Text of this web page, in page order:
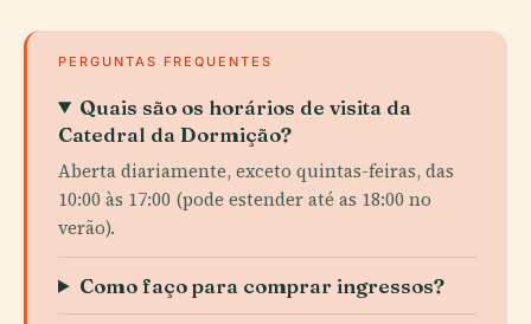
PERGUNTAS FREQUENTES
Quais são os horários de visita da
Catedral da Dormição?
Aberta diariamente, exceto quintas-feiras, das
10:00 às 17:00 (pode estender até as 18:00 no
verão).
Como faço para comprar ingressos?